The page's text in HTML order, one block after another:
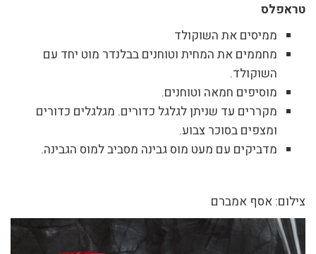
טראפלס
ממיסים את השוקולד
מחממים את המחית וטוחנים בבלנדר מוט יחד עם
השוקולד.
מוסיפים חמאה וטוחנים.
מקררים עד שניתן לגלגל כדורים. מגלגלים כדורים
ומצפים בסוכר צבוע.
מדביקים עם מעט מוס גבינה מסביב למוס הגבינה.
צילום: אסף אמברם